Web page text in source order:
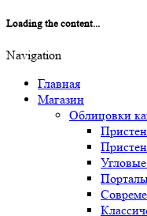
Loading the content...
Navigation
Главная
Магазин
Облицовки